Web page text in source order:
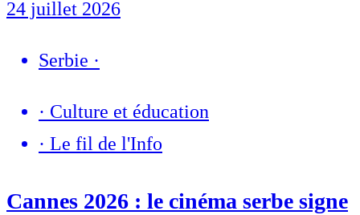
24 juillet 2026
Serbie ·
· Culture et éducation
· Le fil de l'Info
Cannes 2026 : le cinéma serbe signe